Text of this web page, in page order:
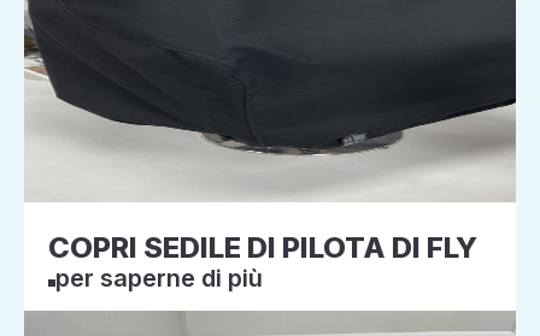
COPRI SEDILE DI PILOTA DI FLY
per saperne di più